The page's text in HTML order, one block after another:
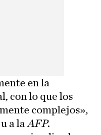
en la
con lo que los
complejos»,
a la AFP.